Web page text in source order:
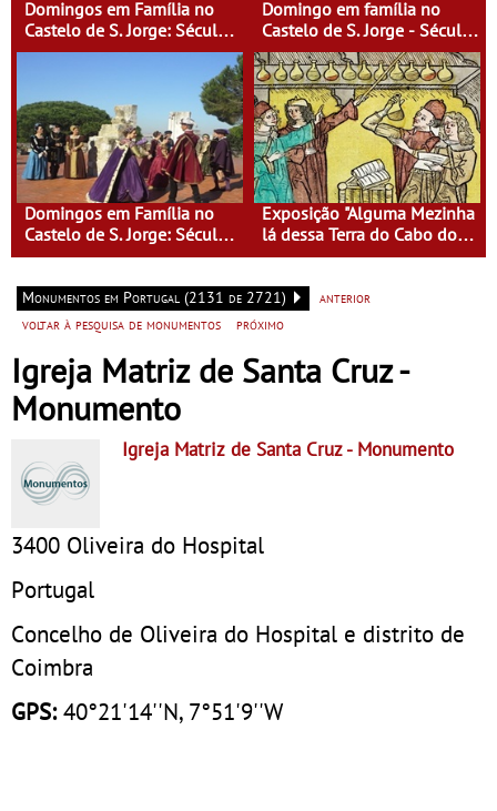
Domingos em Família no
Castelo de S. Jorge: Século
XVI - Tempo de Mulheres -
Domingo em família no
Castelo de S. Jorge - Século
XI - Lisboa Fora do Condado
Domingos em Família no
Castelo de S. Jorge: Século
XVI - Tempo de Mulheres -
Exposição "Alguma Mezinha
lá dessa Terra do Cabo do
Mundo"
Monumentos em Portugal (2131 de 2721)
anterior
voltar à pesquisa de monumentos
próximo
Igreja Matriz de Santa Cruz -
Monumento
Igreja Matriz de Santa Cruz- Monumento
3400 Oliveira do Hospital
Portugal
Concelho de Oliveira do Hospital e distrito de
Coimbra
GPS:40°21'14''N, 7°51'9''W